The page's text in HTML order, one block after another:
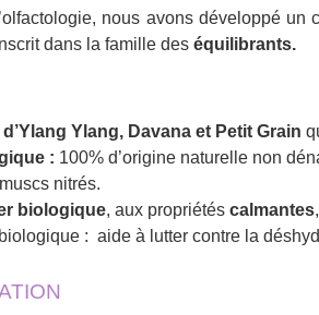
nous avons développé
dans la famille des équilibrants.
Ylang, Davana et Petit Grain
: 100% d’origine naturelle non
nitrés.
biologique, aux propriétés calmantes,
biologique : aide à lutter contre la